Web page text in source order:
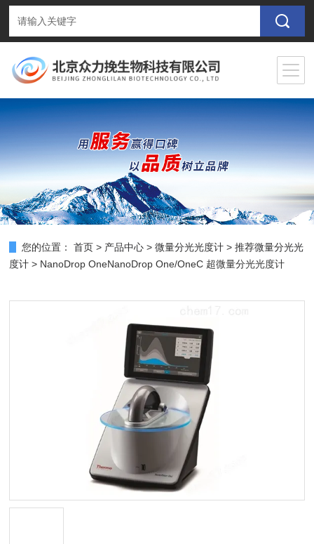
您的位置： 首页 > 产品中心 >微量分光光度计 >推荐微量分光光
度计 > NanoDrop OneNanoDrop One/OneC 超微量分光光度计